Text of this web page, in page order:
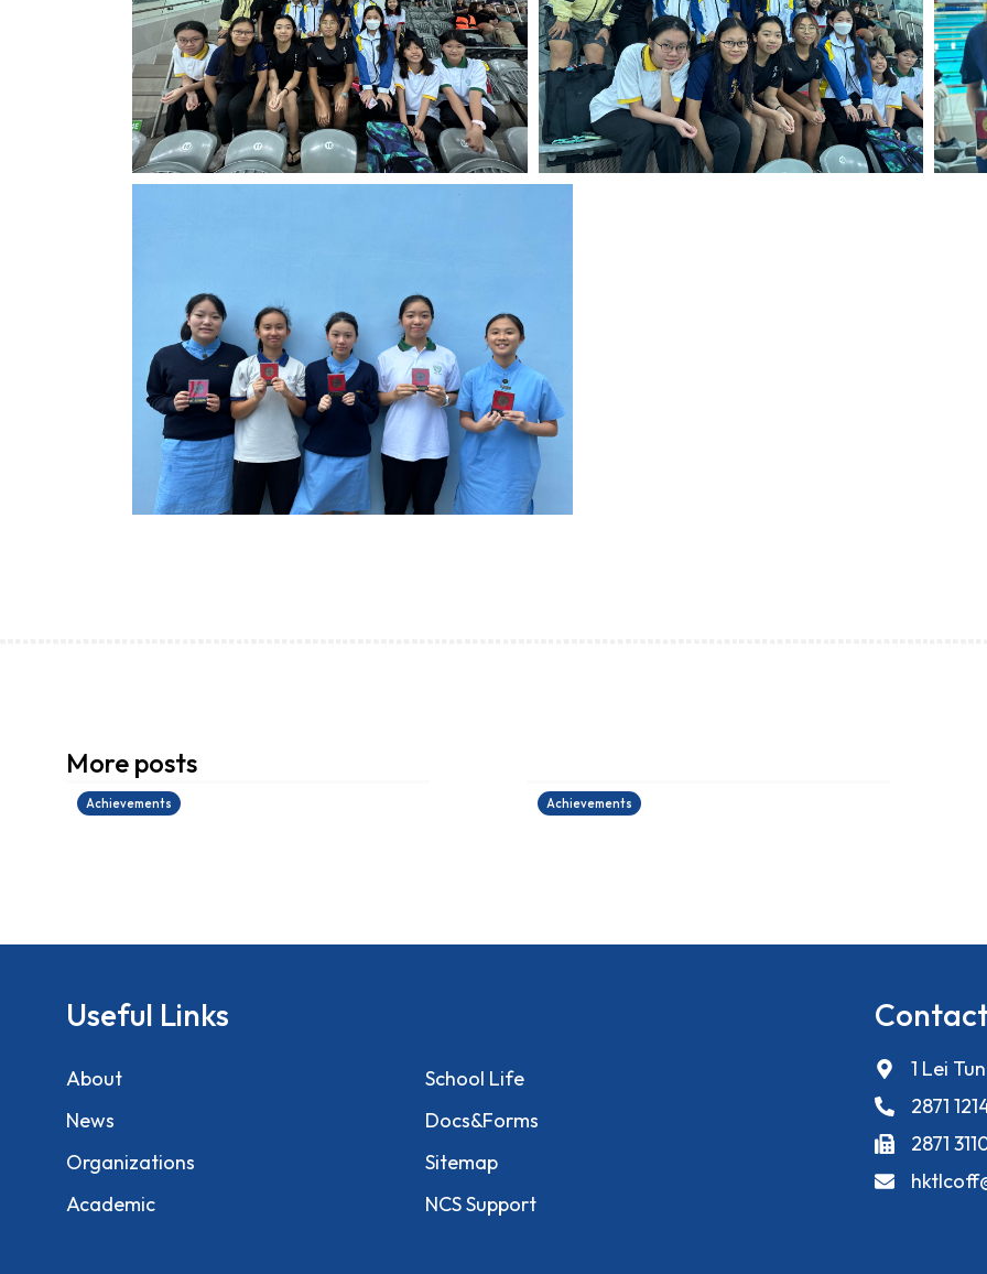
More posts
Achievements
14/07/2026
Achievements
Useful Links
About
News
Organizations
Academic
School Life
Docs&Forms
Sitemap
NCS Support
1 Lei
2871
2871